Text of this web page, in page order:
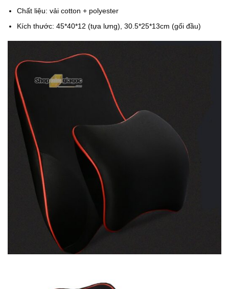
Chất liệu: vải cotton + polyester
Kích thước: 45*40*12 (tựa lưng), 30.5*25*13cm (gối đầu)